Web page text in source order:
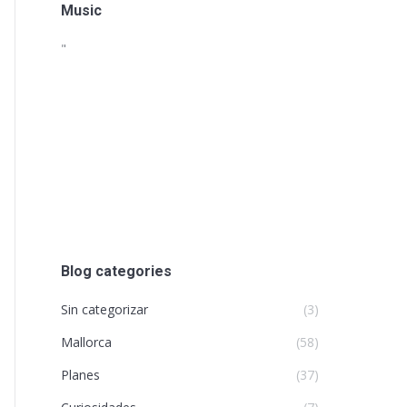
Music
"
Blog categories
Sin categorizar
(3)
Mallorca
(58)
Planes
(37)